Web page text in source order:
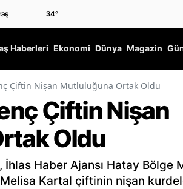
34°
Haberleri Ekonomi Dünya Magazin
Çiftin Nişan Mutluluğuna Ortak Oldu
Çiftin Nişan
Oldu
Haber Ajansı Hatay Bölge
Kartal çiftinin nişan